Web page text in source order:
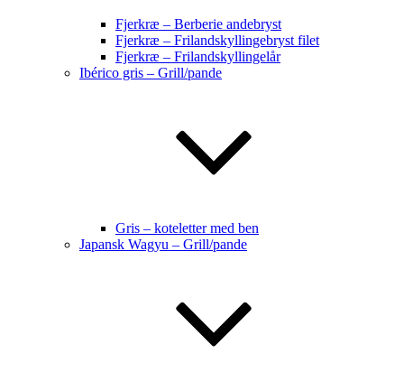
Fjerkræ – Berberie andebryst
Fjerkræ – Frilandskyllingebryst filet
Fjerkræ – Frilandskyllingelår
Ibérico gris – Grill/pande
Gris – koteletter med ben
Japansk Wagyu – Grill/pande